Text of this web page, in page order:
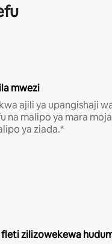
mwezi
ajili ya upangishaji
na malipo ya mara
ya ziada.*
zilizowekewa